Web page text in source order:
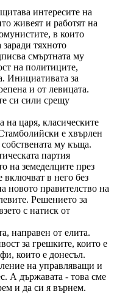
интересите на
живеят и работят на
в които
тяхното
смъртната му
на политиците,
Инициативата за
и от левицата.
си сили срещу
на царя, класическите
е хвърлен
му къща.
партия
на земеделците през
в него без
новото правителство на
Решението за
с натиск от
направен от елита.
за грешките, които е
които е донесъл.
на управляващи и
А държавата - това сме
и да си я върнем.